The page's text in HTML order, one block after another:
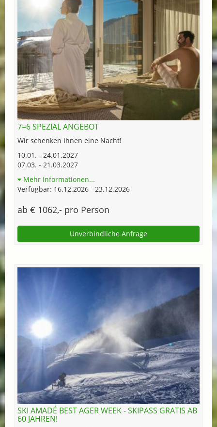
7=6 SPEZIAL ANGEBOT
Wir schenken Ihnen eine Nacht!
10.01. - 24.01.2027
07.03. - 21.03.2027
Mehr Informationen...
Verfügbar: 16.12.2026 - 23.12.2026
ab € 1062,- pro Person
Unverbindliche Anfrage
SKI AMADÉ BEST AGER WEEK - SKIPASS GRATIS AB
60 JAHREN!